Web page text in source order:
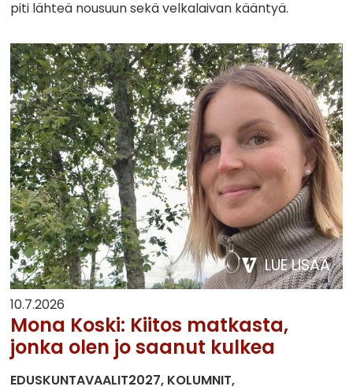
piti lähteä nousuun sekä velkalaivan kääntyä.
LUE LISÄÄ
10.7.2026
Mona Koski: Kiitos matkasta,
jonka olen jo saanut kulkea
EDUSKUNTAVAALIT2027 KOLUMNIT